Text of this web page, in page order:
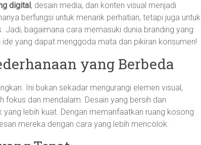
digital, desain media, dan konten visual menjadi
berfungsi untuk menarik perhatian, tetapi juga untuk
bagaimana cara memasuki dunia branding yang
yang dapat menggoda mata dan pikiran konsumen!
yang Berbeda
Ini bukan sekadar mengurangi elemen visual,
fokus dan mendalam. Desain yang bersih dan
lebih kuat. Dengan memanfaatkan ruang kosong
mereka dengan cara yang lebih mencolok.